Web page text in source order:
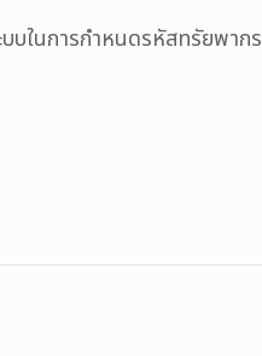
บในการกำหนดรหัสทรัยพา